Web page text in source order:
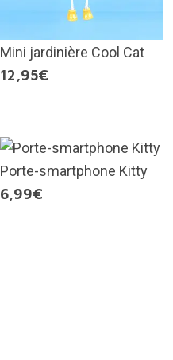
Mini jardinière Cool Cat
12,95€
Porte-smartphone Kitty
6,99€